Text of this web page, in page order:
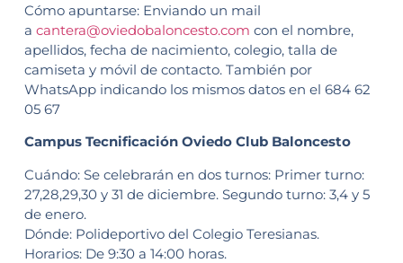
Cómo apuntarse: Enviando un mail
a cantera@oviedobaloncesto.com con el nombre,
apellidos, fecha de nacimiento, colegio, talla de
camiseta y móvil de contacto. También por
WhatsApp indicando los mismos datos en el 684 62
05 67
Campus Tecnificación Oviedo Club Baloncesto
Cuándo: Se celebrarán en dos turnos: Primer turno:
27,28,29,30 y 31 de diciembre. Segundo turno: 3,4 y 5
de enero.
Dónde: Polideportivo del Colegio Teresianas.
Horarios: De 9:30 a 14:00 horas.